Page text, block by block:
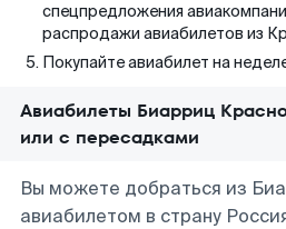
спецпредложения
распродажи авиабилетов из
Покупайте авиабилет на
Авиабилеты Биарриц
или с пересадками
Вы можете добраться из
авиабилетом в страну